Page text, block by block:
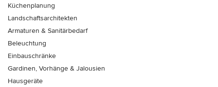
Küchenplanung
Landschaftsarchitekten
Armaturen & Sanitärbedarf
Beleuchtung
Einbauschränke
Gardinen, Vorhänge & Jalousien
Hausgeräte